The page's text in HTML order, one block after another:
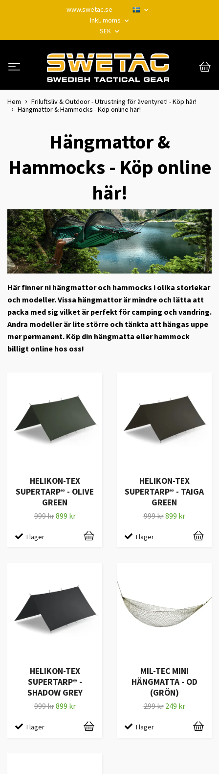
www.swetac.se
Inkl. moms
SEK
Hem
Friluftsliv & Outdoor - Utrustning för äventyret! - Köp här!
Hängmattor & Hammocks - Köp online här!
Hängmattor &
Hammocks - Köp online
här!
Här finner ni hängmattor och hammocks i olika storlekar
och modeller. Vissa hängmattor är mindre och lätta att
packa med sig vilket är perfekt för camping och vandring.
Andra modeller är lite större och tänkta att hängas uppe
mer permanent. Köp din hängmatta eller hammock
billigt online hos oss!
HELIKON-TEX
SUPERTARP® - OLIVE
GREEN
999 kr899 kr
I lager
HELIKON-TEX
SUPERTARP® - TAIGA
GREEN
999 kr899 kr
I lager
HELIKON-TEX
SUPERTARP® -
SHADOW GREY
999 kr899 kr
I lager
MIL-TEC MINI
HÄNGMATTA - OD
(GRÖN)
299 kr 249 kr
I lager